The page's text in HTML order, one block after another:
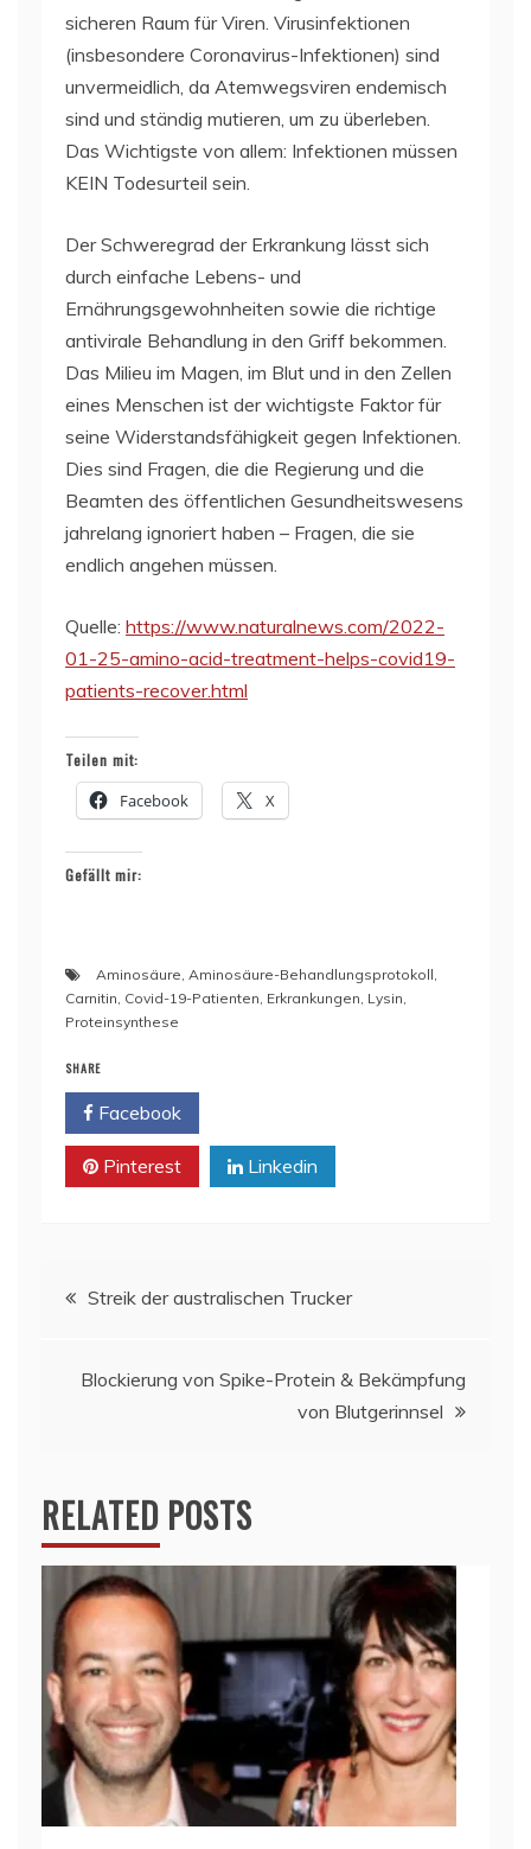
sicheren Raum für Viren. Virusinfektionen
(insbesondere Coronavirus-Infektionen) sind
unvermeidlich, da Atemwegsviren endemisch
sind und ständig mutieren, um zu überleben.
Das Wichtigste von allem: Infektionen müssen
KEIN Todesurteil sein.
Der Schweregrad der Erkrankung lässt sich
durch einfache Lebens- und
Ernährungsgewohnheiten sowie die richtige
antivirale Behandlung in den Griff bekommen.
Das Milieu im Magen, im Blut und in den Zellen
eines Menschen ist der wichtigste Faktor für
seine Widerstandsfähigkeit gegen Infektionen.
Dies sind Fragen, die die Regierung und die
Beamten des öffentlichen Gesundheitswesens
jahrelang ignoriert haben – Fragen, die sie
endlich angehen müssen.
Quelle: https://www.naturalnews.com/2022-
01-25-amino-acid-treatment-helps-covid19-
patients-recover.html
Teilen mit:
Facebook X
Gefällt mir:
Aminosäure Aminosäure-Behandlungsprotokoll
Carnitin Covid-19-Patienten Erkrankungen Lysin
Proteinsynthese
SHARE
Facebook
Pinterest Linkedin
Beitragsnavigation
Streik der australischen Trucker
Blockierung von Spike-Protein & Bekämpfung
von Blutgerinnsel
RELATED POSTS